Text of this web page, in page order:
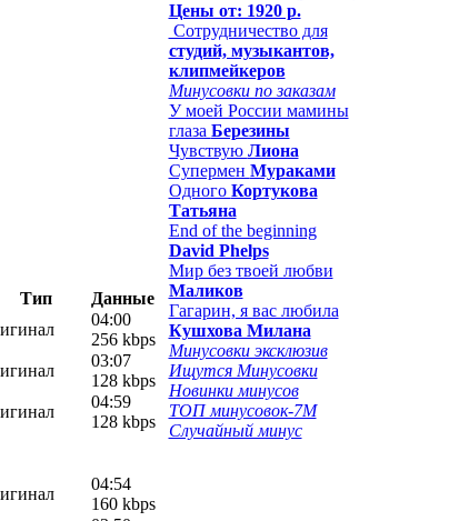
Тип
Данные
04:00
256 kbps
03:07
128 kbps
04:59
128 kbps
04:54
160 kbps
Цены от: 1920 р.
Сотрудничество для
студий, музыкантов,
клипмейкеров
Минусовки по заказам
У моей России мамины
глаза Березины
Чувствую Лиона
Супермен Мураками
Одного Кортукова
Татьяна
End of the beginning
David Phelps
Мир без твоей любви
Маликов
Гагарин, я вас любила
Кушхова Милана
Минусовки эксклюзив
Ищутся Минусовки
Новинки минусов
ТОП минусовок-7M
Случайный минус